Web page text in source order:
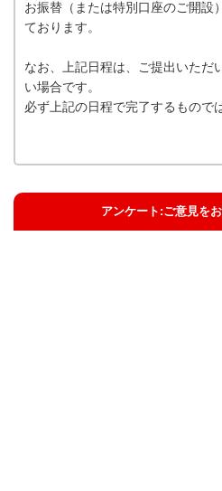
お振替（または特別口座のご開設
ております。
なお、上記日程は、ご提出いただ
い場合です。
必ず上記の日程で完了するもので
アンケート:ご意見を